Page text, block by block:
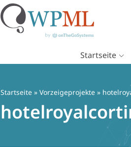
Startseite
Startseite » Vorzeigeprojekte »